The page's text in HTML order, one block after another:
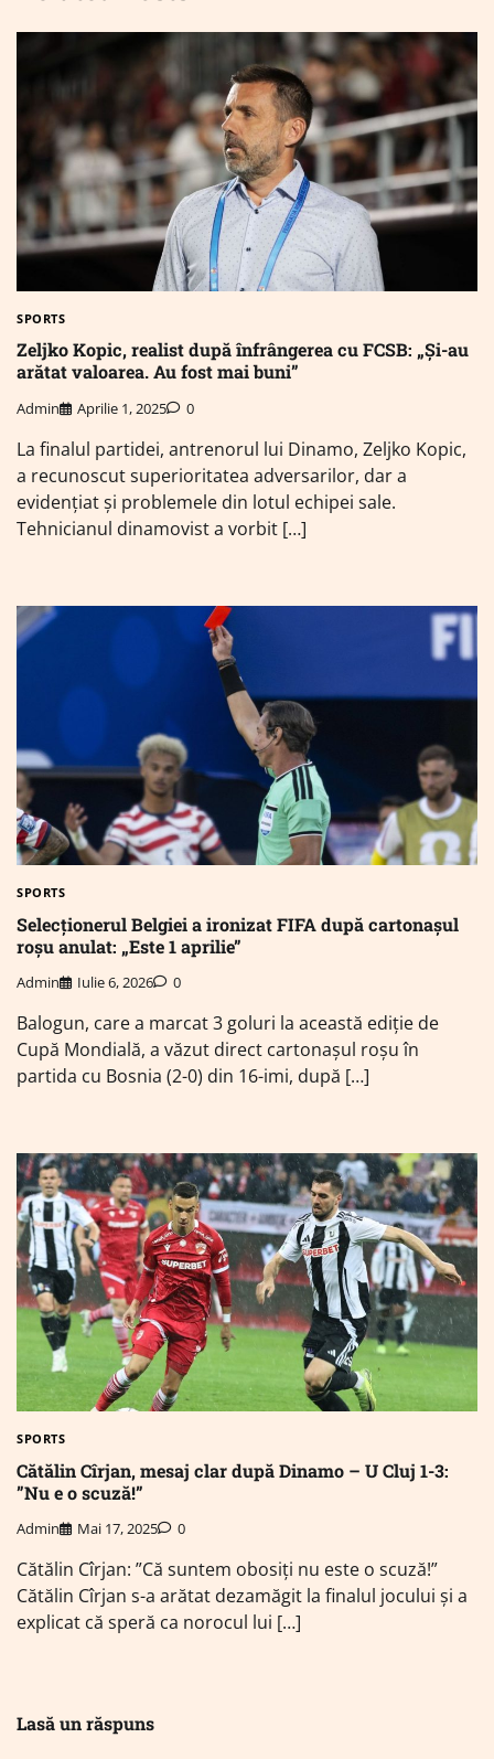
SPORTS
Zeljko Kopic, realist după înfrângerea cu FCSB: „Și-au
arătat valoarea. Au fost mai buni”
Admin Aprilie 1, 2025 0
La finalul partidei, antrenorul lui Dinamo, Zeljko Kopic,
a recunoscut superioritatea adversarilor, dar a
evidențiat și problemele din lotul echipei sale.
Tehnicianul dinamovist a vorbit […]
SPORTS
Selecționerul Belgiei a ironizat FIFA după cartonașul
roșu anulat: „Este 1 aprilie”
Admin Iulie 6, 2026 0
Balogun, care a marcat 3 goluri la această ediție de
Cupă Mondială, a văzut direct cartonașul roșu în
partida cu Bosnia (2-0) din 16-imi, după […]
SPORTS
Cătălin Cîrjan, mesaj clar după Dinamo – U Cluj 1-3:
”Nu e o scuză!”
Admin Mai 17, 2025 0
Cătălin Cîrjan: ”Că suntem obosiți nu este o scuză!”
Cătălin Cîrjan s-a arătat dezamăgit la finalul jocului și a
explicat că speră ca norocul lui […]
Lasă un răspuns